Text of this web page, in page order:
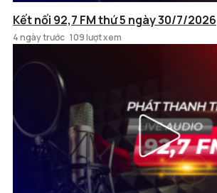
Kết nối 92,7 FM thứ 5 ngày 30/7/2026
4 ngày trước 109 lượt xem